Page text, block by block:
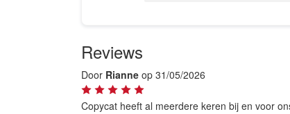
Reviews
Door Rianne op 31/05/2026
Copycat heeft al meerdere keren bij en voor